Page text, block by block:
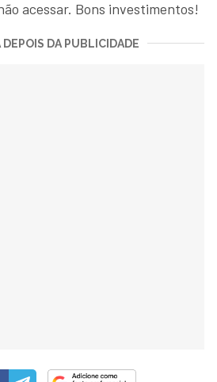
acessar. Bons investimentos!
DA PUBLICIDADE